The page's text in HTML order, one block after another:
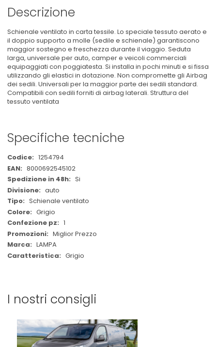
Descrizione
Schienale ventilato in carta tessile. Lo speciale tessuto aerato e
il doppio supporto a molle (sedile e schienale) garantiscono
maggior sostegno e freschezza durante il viaggio. Seduta
larga, universale per auto, camper e veicoli commerciali
equipaggiati con poggiatesta. Si installa in pochi minuti e si fissa
utilizzando gli elastici in dotazione. Non compromette gli Airbag
dei sedili. Universali per la maggior parte dei sedili standard.
Compatibili con sedili forniti di airbag laterali. Struttura del
tessuto ventilata
Specifiche tecniche
Maggiori
Informazioni
1254794
8000692545102
Si
auto
Schienale ventilato
Grigio
1
Miglior Prezzo
LAMPA
Grigio
I nostri consigli